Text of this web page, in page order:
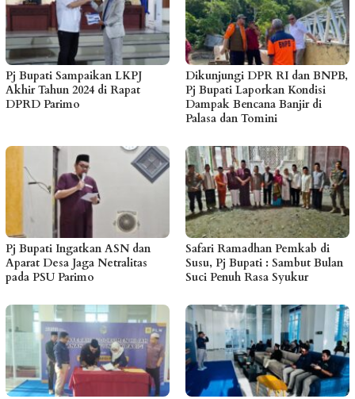
Pj Bupati Sampaikan LKPJ
Akhir Tahun 2024 di Rapat
DPRD Parimo
Dikunjungi DPR RI dan BNPB,
Pj Bupati Laporkan Kondisi
Dampak Bencana Banjir di
Palasa dan Tomini
Pj Bupati Ingatkan ASN dan
Aparat Desa Jaga Netralitas
pada PSU Parimo
Safari Ramadhan Pemkab di
Susu, Pj Bupati : Sambut Bulan
Suci Penuh Rasa Syukur